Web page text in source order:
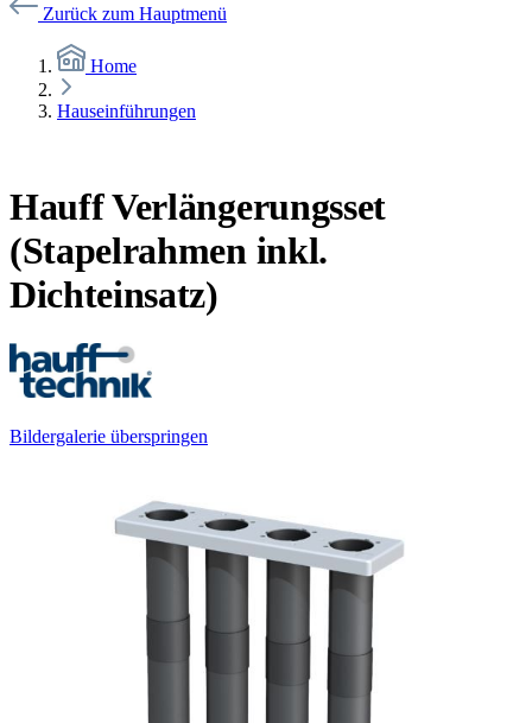
Zurück zum Hauptmenü
Home
Hauseinführungen
Hauff Verlängerungsset
(Stapelrahmen inkl.
Dichteinsatz)
Bildergalerie überspringen